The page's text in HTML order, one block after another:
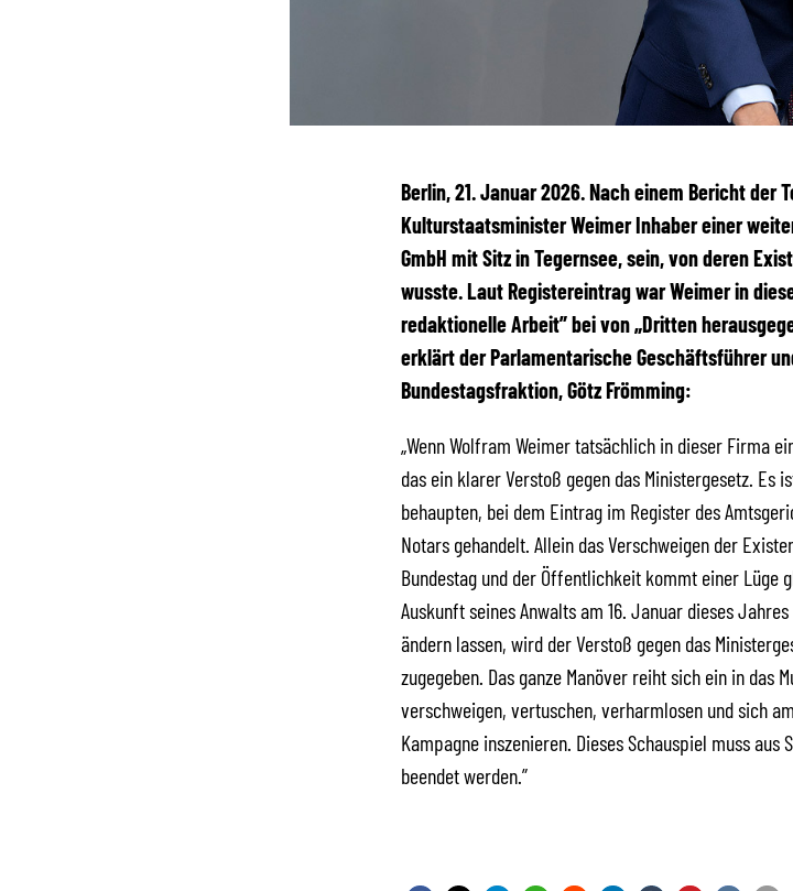
Berlin, 21. Januar 2026. Nach einem Bericht der
Kulturstaatsminister Weimer Inhaber einer
GmbH mit Sitz in Tegernsee, sein, von deren
wusste. Laut Registereintrag war Weimer in
redaktionelle Arbeit” bei von „Dritten
erklärt der Parlamentarische Geschäftsführer
Bundestagsfraktion, Götz Frömming:
„Wenn Wolfram Weimer tatsächlich in dieser Firma
das ein klarer Verstoß gegen das Ministergesetz. Es
behaupten, bei dem Eintrag im Register des
Notars gehandelt. Allein das Verschweigen der
Bundestag und der Öffentlichkeit kommt einer Lüge
Auskunft seines Anwalts am 16. Januar dieses
ändern lassen, wird der Verstoß gegen das
zugegeben. Das ganze Manöver reiht sich ein in das
verschweigen, vertuschen, verharmlosen und sich
Kampagne inszenieren. Dieses Schauspiel muss
beendet werden.”